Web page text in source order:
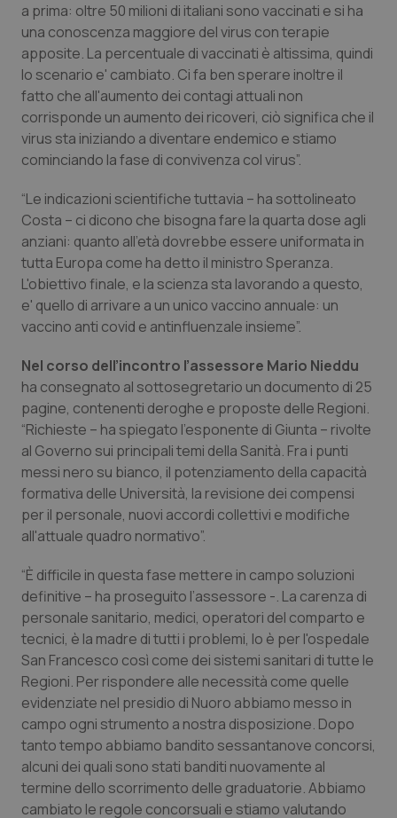
Valle D’Aosta
Veneto
Oncodermatologia
Oncoematologia
Oncologia & Nutrizione
Psoriasi & pelle
Quotidiano Cardiologia
Quotidiano Chirurgia
Quotidiano Oncologia
Rene & patologie urogenitali
Salute orale & impianti
Sangue & coagulazione
Tiroide
Tumore al seno
Tumore ovarico
Tumori del Polmone & Testa Collo
Tumori gastrointestinali
Ulcera & Reflusso
Vaccini
a prima: oltre 50 milioni di italiani sono vaccinati e si ha
una conoscenza maggiore del virus con terapie
apposite. La percentuale di vaccinati è altissima, quindi
lo scenario e' cambiato. Ci fa ben sperare inoltre il
fatto che all'aumento dei contagi attuali non
corrisponde un aumento dei ricoveri, ciò significa che il
virus sta iniziando a diventare endemico e stiamo
cominciando la fase di convivenza col virus”.
“Le indicazioni scientifiche tuttavia – ha sottolineato
Costa – ci dicono che bisogna fare la quarta dose agli
anziani: quanto all'età dovrebbe essere uniformata in
tutta Europa come ha detto il ministro Speranza.
L'obiettivo finale, e la scienza sta lavorando a questo,
e' quello di arrivare a un unico vaccino annuale: un
vaccino anti covid e antinfluenzale insieme”.
Nel corso dell’incontro l’assessore Mario Nieddu
ha consegnato al sottosegretario un documento di 25
pagine, contenenti deroghe e proposte delle Regioni.
“Richieste – ha spiegato l’esponente di Giunta – rivolte
al Governo sui principali temi della Sanità. Fra i punti
messi nero su bianco, il potenziamento della capacità
formativa delle Università, la revisione dei compensi
per il personale, nuovi accordi collettivi e modifiche
all'attuale quadro normativo”.
“È difficile in questa fase mettere in campo soluzioni
definitive – ha proseguito l’assessore -. La carenza di
personale sanitario, medici, operatori del comparto e
tecnici, è la madre di tutti i problemi, lo è per l'ospedale
San Francesco così come dei sistemi sanitari di tutte le
Regioni. Per rispondere alle necessità come quelle
evidenziate nel presidio di Nuoro abbiamo messo in
campo ogni strumento a nostra disposizione. Dopo
tanto tempo abbiamo bandito sessantanove concorsi,
alcuni dei quali sono stati banditi nuovamente al
termine dello scorrimento delle graduatorie. Abbiamo
cambiato le regole concorsuali e stiamo valutando